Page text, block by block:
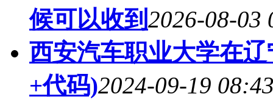
候可以收到 2026-08-03
西安汽车职业大学在
+代码)2024-09-19